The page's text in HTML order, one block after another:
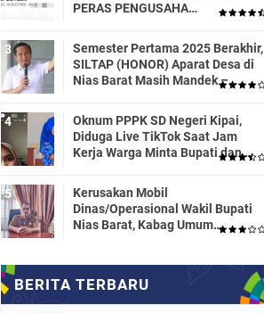
PERAS PENGUSAHA
Semester Pertama 2025 Berakhir,
SILTAP (HONOR) Aparat Desa di
Nias Barat Masih Mandek –
Persen
Oknum PPPK SD Negeri Kipai,
Diduga Live TikTok Saat Jam
Kerja Warga Minta Bupati dan
Segera Proses Sesuai Hukum
Kerusakan Mobil
Dinas/Operasional Wakil Bupati
Nias Barat, Kabag Umum